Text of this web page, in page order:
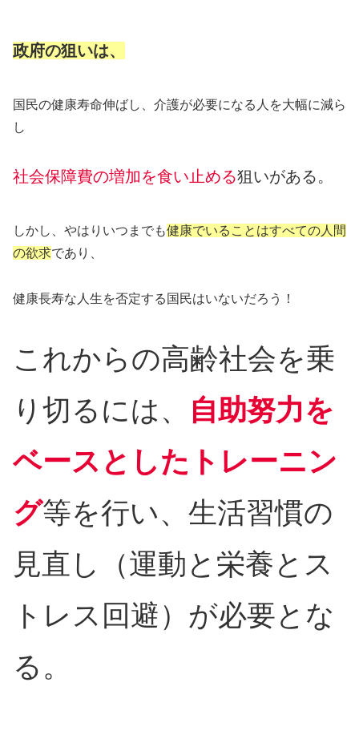
政府の狙いは、
国民の健康寿命伸ばし、介護が必要になる人を大幅に減ら
し
社会保障費の増加を食い止める狙いがある。
しかし、やはりいつまでも健康でいることはすべての人間
の欲求であり、
健康長寿な人生を否定する国民はいないだろう！
これからの高齢社会を乗
り切るには、
自助努力を
ベースとしたトレーニン
グ等を行い、生活習慣の
見直し（運動と栄養とス
トレス回避）が必要とな
る。